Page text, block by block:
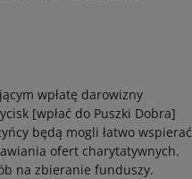
wpłatę darowizny
[wpłać do Puszki Dobra]
będą mogli łatwo wspierać
ofert charytatywnych.
na zbieranie funduszy.